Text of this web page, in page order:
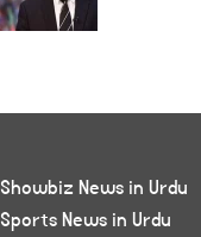
Showbiz News in Urdu
Sports News in Urdu